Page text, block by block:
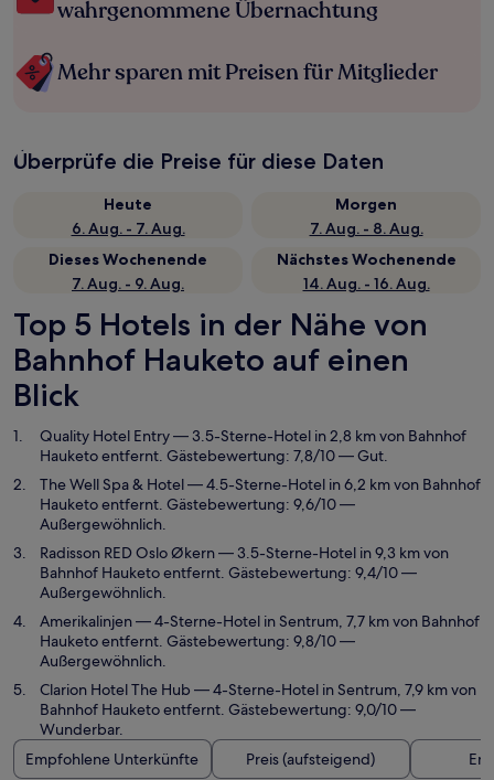
wahrgenommene Übernachtung
Mehr sparen mit Preisen für Mitglieder
Überprüfe die Preise für diese Daten
Heute
6. Aug. - 7. Aug.
Morgen
7. Aug. - 8. Aug.
Dieses Wochenende
7. Aug. - 9. Aug.
Nächstes Wochenende
14. Aug. - 16. Aug.
Top 5 Hotels in der Nähe von
Bahnhof Hauketo auf einen
Blick
Quality Hotel Entry— 3.5-Sterne-Hotel in 2,8 km von Bahnhof
Hauketo entfernt. Gästebewertung: 7,8/10 — Gut.
The Well Spa & Hotel— 4.5-Sterne-Hotel in 6,2 km von Bahnhof
Hauketo entfernt. Gästebewertung: 9,6/10 —
Außergewöhnlich.
Radisson RED Oslo Økern— 3.5-Sterne-Hotel in 9,3 km von
Bahnhof Hauketo entfernt. Gästebewertung: 9,4/10 —
Außergewöhnlich.
Amerikalinjen— 4-Sterne-Hotel in Sentrum, 7,7 km von Bahnhof
Hauketo entfernt. Gästebewertung: 9,8/10 —
Außergewöhnlich.
Clarion Hotel The Hub — 4-Sterne-Hotel in Sentrum, 7,9 km von
Bahnhof Hauketo entfernt. Gästebewertung: 9,0/10 —
Wunderbar.
Empfohlene Unterkünfte
Preis (aufsteigend)